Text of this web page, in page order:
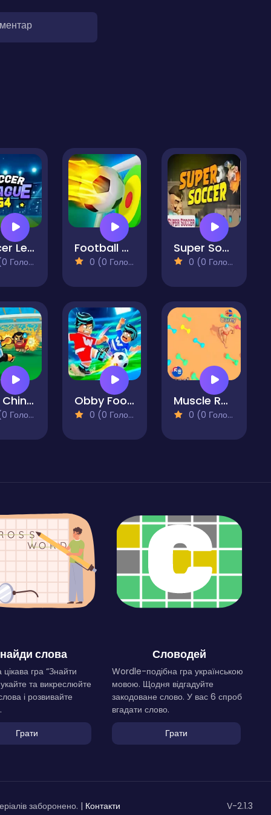
Soccer League G4 Football Penalty
0 (0 Голосів)
Super Soccer
0 (0 Голосів)
Foot Chinko Obby Football Soccer 3D
0 (0 Голосів)
Muscle Run io
0 (0 Голосів)
слова
гра “Знайти
та викреслюйте
і розвивайте
Грати
Словодей
Wordle-подібна гра українською
мовою. Щодня відгадуйте
закодоване слово. У вас 6 спроб
вгадати слово.
Грати
заборонено. | Контакти V-2.1.3